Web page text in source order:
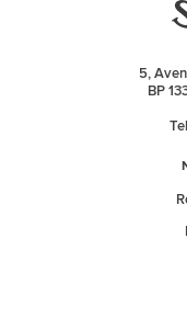
5,
BP